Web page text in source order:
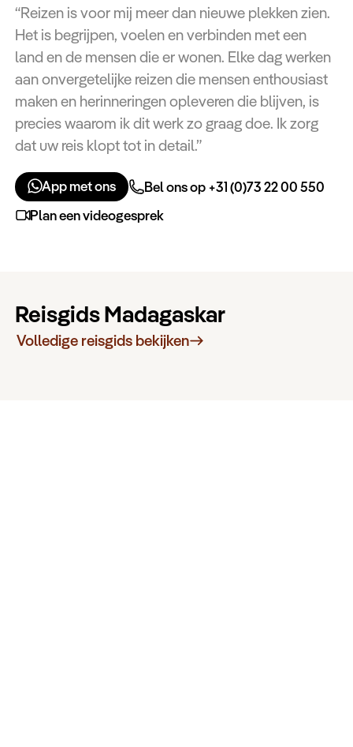
“Reizen is voor mij meer dan nieuwe plekken zien.
Het is begrijpen, voelen en verbinden met een
land en de mensen die er wonen. Elke dag werken
aan onvergetelijke reizen die mensen enthousiast
maken en herinneringen opleveren die blijven, is
precies waarom ik dit werk zo graag doe. Ik zorg
dat uw reis klopt tot in detail.”
App met ons
Bel ons op +31 (0)73 22 00 550
Plan een videogesprek
Reisgids Madagaskar
Volledige reisgids bekijken